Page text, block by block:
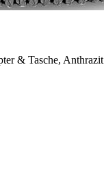
& Tasche, Anthrazit